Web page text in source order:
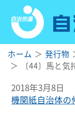
ホーム 発行物
〔44〕馬と
2018年3月8日
機関紙自治体の